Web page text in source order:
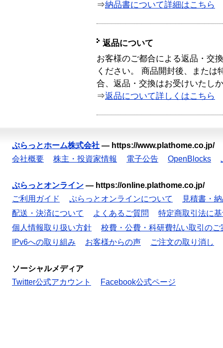
⇒納品書について詳細はこちら
返品について
お客様のご都合による返品・交
ください。 商品開封後、または
合、返品・交換はお受けいたし
⇒返品について詳しくはこちら
ぷらっとホーム株式会社 — https://www.plathome.co.jp/
会社概要
株主・投資家情報 電子公告 OpenBlocks
ぷらっとオンライン — https://online.plathome.co.jp/
ご利用ガイド
ぷらっとオンラインについて
見積書・
配送・決済について
よくあるご質問
特定商取引法に
個人情報取り扱い方針
校費・公費・科研費払い取引のご
IPv6への取り組み
お客様からの声 ご注文の取り消し
ソーシャルメディア
Twitter公式アカウント
Facebook公式ページ